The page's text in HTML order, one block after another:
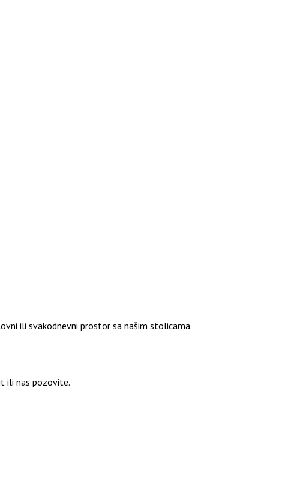
ili svakodnevni prostor sa našim stolicama.
ili nas pozovite.